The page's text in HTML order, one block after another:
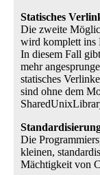
Statisches
Die zweite
wird komplett ins
In diesem Fall
mehr
statisches
sind ohne dem
Die
kleinen,
Mächtigkeit von